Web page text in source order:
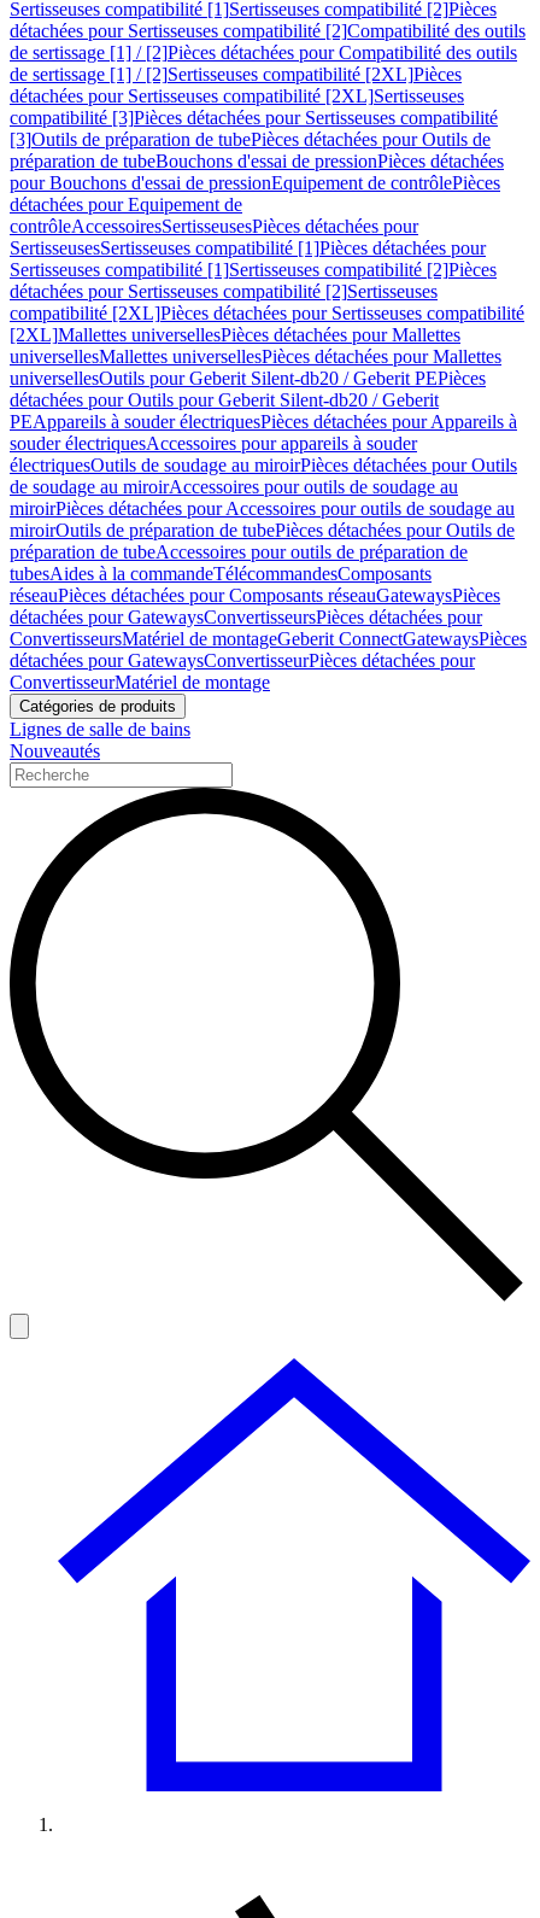
Sertisseuses compatibilité [1]Sertisseuses compatibilité [2]Pièces
détachées pour Sertisseuses compatibilité [2]Compatibilité des outils
de sertissage [1] / [2]Pièces détachées pour Compatibilité des outils
de sertissage [1] / [2]Sertisseuses compatibilité [2XL]Pièces
détachées pour Sertisseuses compatibilité [2XL]Sertisseuses
compatibilité [3]Pièces détachées pour Sertisseuses compatibilité
[3]Outils de préparation de tubePièces détachées pour Outils de
préparation de tubeBouchons d'essai de pressionPièces détachées
pour Bouchons d'essai de pressionEquipement de contrôlePièces
détachées pour Equipement de
contrôleAccessoiresSertisseusesPièces détachées pour
SertisseusesSertisseuses compatibilité [1]Pièces détachées pour
Sertisseuses compatibilité [1]Sertisseuses compatibilité [2]Pièces
détachées pour Sertisseuses compatibilité [2]Sertisseuses
compatibilité [2XL]Pièces détachées pour Sertisseuses compatibilité
[2XL]Mallettes universellesPièces détachées pour Mallettes
universellesMallettes universellesPièces détachées pour Mallettes
universellesOutils pour Geberit Silent-db20 / Geberit PEPièces
détachées pour Outils pour Geberit Silent-db20 / Geberit
PEAppareils à souder électriquesPièces détachées pour Appareils à
souder électriquesAccessoires pour appareils à souder
électriquesOutils de soudage au miroirPièces détachées pour Outils
de soudage au miroirAccessoires pour outils de soudage au
miroirPièces détachées pour Accessoires pour outils de soudage au
miroirOutils de préparation de tubePièces détachées pour Outils de
préparation de tubeAccessoires pour outils de préparation de
tubesAides à la commandeTélécommandesComposants
réseauPièces détachées pour Composants réseauGatewaysPièces
détachées pour GatewaysConvertisseursPièces détachées pour
ConvertisseursMatériel de montageGeberit ConnectGatewaysPièces
détachées pour GatewaysConvertisseurPièces détachées pour
ConvertisseurMatériel de montage
Catégories de produits
Lignes de salle de bains
Nouveautés